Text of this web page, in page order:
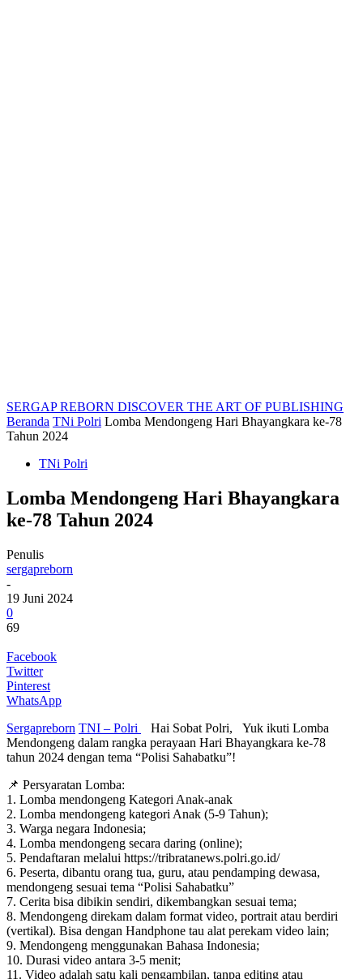
SERGAP REBORN DISCOVER THE ART OF PUBLISHING
Beranda TNi Polri Lomba Mendongeng Hari Bhayangkara ke-78
Tahun 2024
TNi Polri
Lomba Mendongeng Hari Bhayangkara
ke-78 Tahun 2024
Penulis
sergapreborn
-
19 Juni 2024
0
69
Facebook
Twitter
Pinterest
WhatsApp
Sergapreborn TNI – Polri
Hai Sobat Polri, Yuk ikuti Lomba
Mendongeng dalam rangka perayaan Hari Bhayangkara ke-78
tahun 2024 dengan tema “Polisi Sahabatku”!
📌 Persyaratan Lomba:
1. Lomba mendongeng Kategori Anak-anak
2. Lomba mendongeng kategori Anak (5-9 Tahun);
3. Warga negara Indonesia;
4. Lomba mendongeng secara daring (online);
5. Pendaftaran melalui https://tribratanews.polri.go.id/
6. Peserta, dibantu orang tua, guru, atau pendamping dewasa,
mendongeng sesuai tema “Polisi Sahabatku”
7. Cerita bisa dibikin sendiri, dikembangkan sesuai tema;
8. Mendongeng direkam dalam format video, portrait atau berdiri
(vertikal). Bisa dengan Handphone tau alat perekam video lain;
9. Mendongeng menggunakan Bahasa Indonesia;
10. Durasi video antara 3-5 menit;
11. Video adalah satu kali pengambilan, tanpa editing atau